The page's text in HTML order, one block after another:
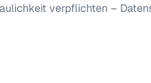
verpflichten –